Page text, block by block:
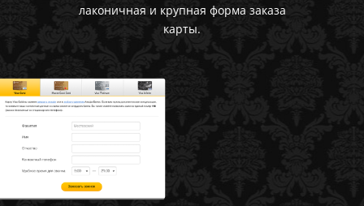
лаконичная и крупная форма заказа
карты.